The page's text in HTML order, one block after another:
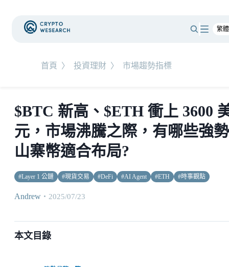
首頁 〉 投資理財 〉 市場趨勢指標
$BTC 新高、$ETH 衝上 3600
元，市場沸騰之際，有哪些強勢
山寨幣適合布局?
#Layer 1 公鏈 #現貨交易 #DeFi #AI Agent #ETH #時事觀點
Andrew ・ 2025/07/23
本文目錄